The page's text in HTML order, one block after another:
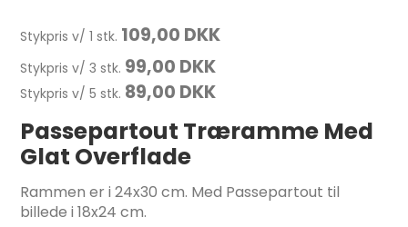
Stykpris v/ 1 stk. 109,00 DKK
Stykpris v/ 3 stk. 99,00 DKK
Stykpris v/ 5 stk. 89,00 DKK
Passepartout Træramme Med
Glat Overflade
Rammen er i 24x30 cm. Med Passepartout til
billede i 18x24 cm.